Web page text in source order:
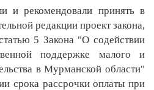
и рекомендовали принять в
редакции проект закона,
5 Закона "О содействии
поддержке малого и
в Мурманской области"
срока рассрочки оплаты при